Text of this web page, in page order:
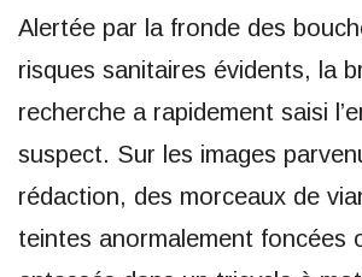
Alertée par la fronde des
risques sanitaires évidents, la
recherche a rapidement saisi
suspect. Sur les images
rédaction, des morceaux de
teintes anormalement foncées